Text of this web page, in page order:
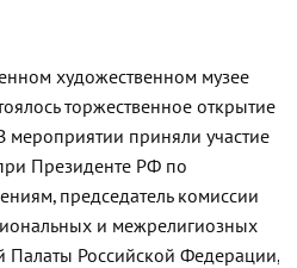
художественном музее
торжественное открытие
мероприятии приняли участие
Президенте РФ по
председатель комиссии
и межрелигиозных
Российской Федерации,